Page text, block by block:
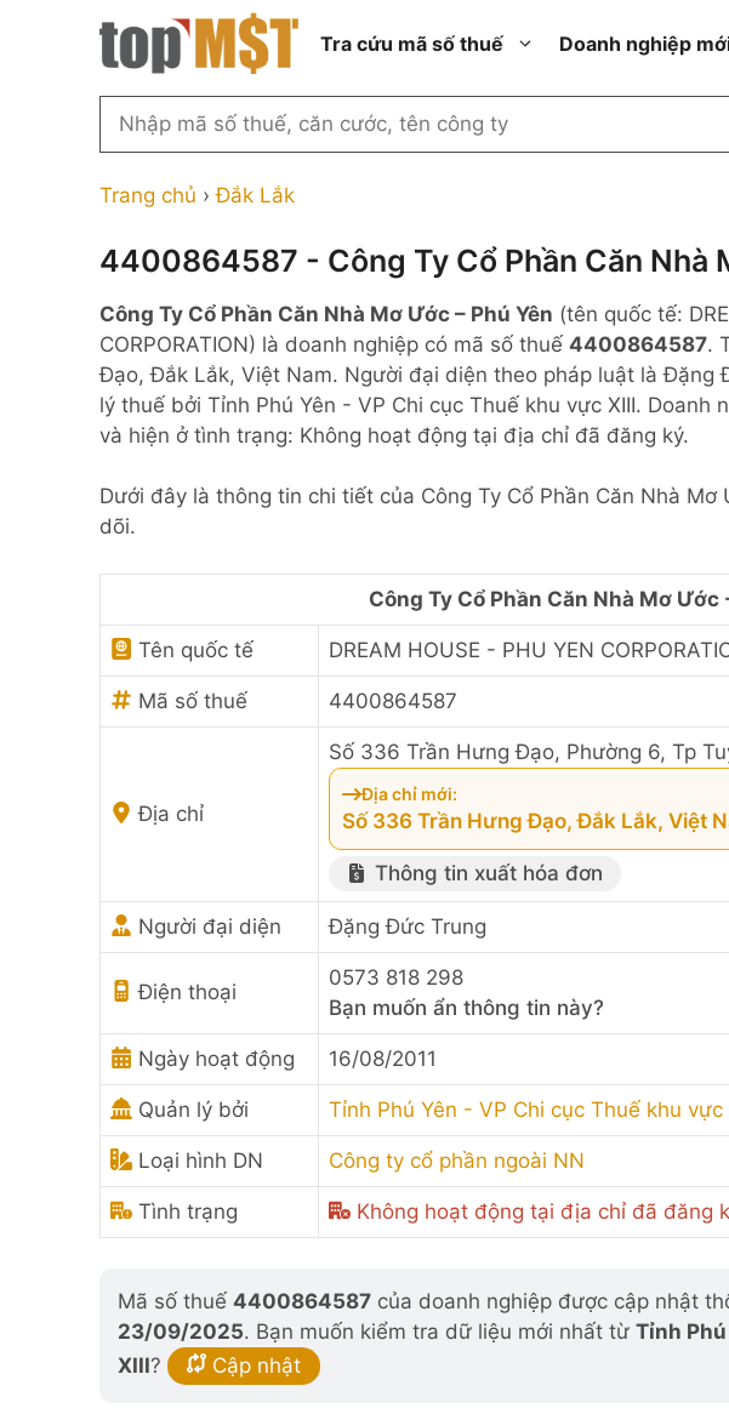
Tra cứu mã số thuế
Thành phố Hồ Chí Minh
Thành phố Hà Nội
Thành phố Đà Nẵng
Thành phố Hải Phòng
Thanh Hóa
Bắc Ninh
Công ty cổ phần ngoài NN
thành viên ngoài NN
thành viên trở lên ngoài NN
Công ty trách nhiệm hữu hạn
ngoài NN
Doanh nghiệp 100% vốn đầu tư
nước ngoài
Hộ kinh doanh cá thể
hoàn
đăng
Doanh nghiệp
Tìm
theo
công
người
đại
diện
hoặc
mã
thuế
...
Trang chủ ›Đắk Lắk
4400864587 - Công Ty Cổ Phần Căn Nhà
Công Ty Cổ Phần Căn Nhà Mơ Ước – Phú Yên (tên quốc tế:
CORPORATION) là doanh nghiệp có mã số thuế 4400864587.
Đạo, Đắk Lắk, Việt Nam. Người đại diện theo pháp luật là Đặng
lý thuế bởi Tỉnh Phú Yên - VP Chi cục Thuế khu vực XIII. Doanh
và hiện ở tình trạng: Không hoạt động tại địa chỉ đã đăng ký.
Dưới đây là thông tin chi tiết của Công Ty Cổ Phần Căn Nhà Mơ
dõi.
Công Ty Cổ Phần Căn Nhà Mơ Ước
Tên quốc tế DREAM HOUSE - PHU YEN
Mã số thuế 4400864587
Địa chỉ
Số 336 Trần Hưng Đạo, Phường 6, Tp
Địa chỉ mới:
Số 336 Trần Hưng Đạo, Đắk Lắk, Việt
Thông tin xuất hóa đơn
Người đại diện Đặng Đức Trung
Điện thoại
0573 818 298
Bạn muốn ẩn thông tin này?
Ngày hoạt động 16/08/2011
Quản lý bởi Tỉnh Phú Yên - VP Chi cục Thuế khu vực
Loại hình DN Công ty cổ phần ngoài NN
Tình trạng Không hoạt động tại địa chỉ đã đăng
Mã số thuế 4400864587 của doanh nghiệp được cập nhật
23/09/2025. Bạn muốn kiểm tra dữ liệu mới nhất từ Tỉnh
XIII? Cập nhật